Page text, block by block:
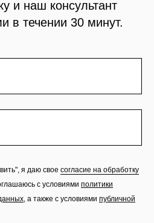
и наш консультант
в течении 30 минут.
я даю свое согласие на обработку
с условиями политики
, а также с условиями публичной